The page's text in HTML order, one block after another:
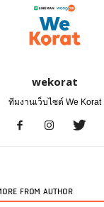
wekorat
ทีมงานเว็บไซต์ We Korat
FROM AUTHOR